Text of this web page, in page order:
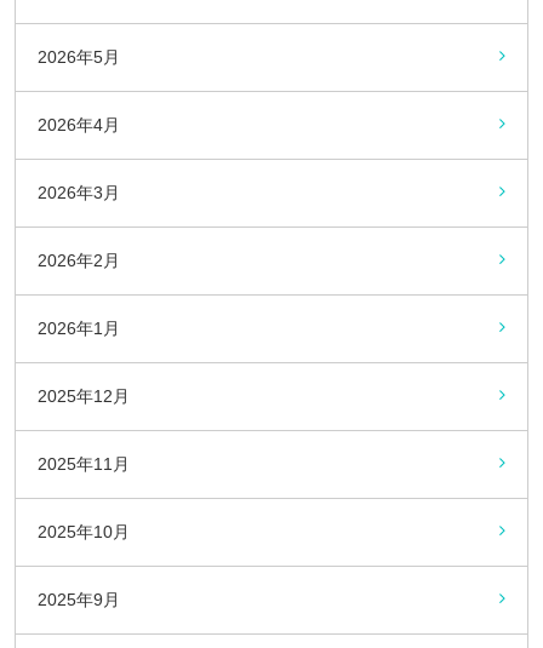
2026年5月
2026年4月
2026年3月
2026年2月
2026年1月
2025年12月
2025年11月
2025年10月
2025年9月